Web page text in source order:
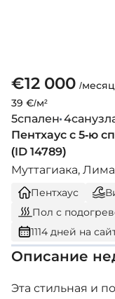
€12 000 /месяц
39 €/м²
5спален 4
Пентхаус с 5-ю
(ID 14789)
Муттагиака,
Пентхаус
Пол с
1114 дней на
Описание
Эта стильная и